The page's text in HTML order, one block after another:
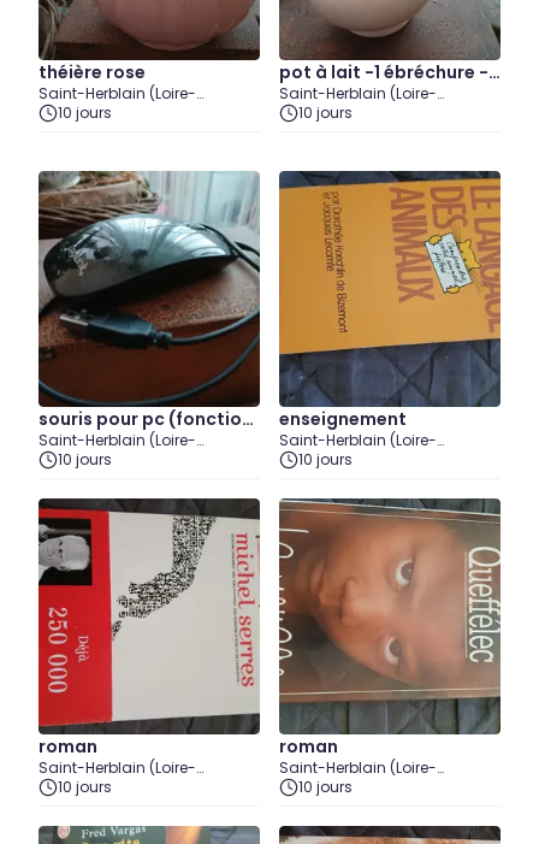
théière rose
Saint-Herblain (Loire-
Atlantique)
10 jours
pot à lait -1 ébréchure -p
etite et ancienne
Saint-Herblain (Loire-
Atlantique)
10 jours
souris pour pc (fonction
ne sauf la molette)
Saint-Herblain (Loire-
Atlantique)
10 jours
enseignement
Saint-Herblain (Loire-
Atlantique)
10 jours
roman
Saint-Herblain (Loire-
Atlantique)
10 jours
roman
Saint-Herblain (Loire-
Atlantique)
10 jours